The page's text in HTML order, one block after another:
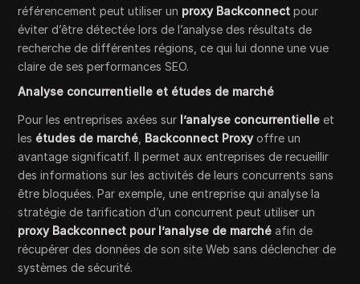
référencement peut utiliser un proxy Backconnect pour
éviter d’être détectée lors de l’analyse des résultats de
recherche de différentes régions, ce qui lui donne une vue
claire de ses performances SEO.
Analyse concurrentielle et études de marché
Pour les entreprises axées sur l’analyse concurrentielle et
les études de marché Backconnect Proxyoffre un
avantage significatif. Il permet aux entreprises de recueillir
des informations sur les activités de leurs concurrents sans
être bloquées. Par exemple, une entreprise qui analyse la
stratégie de tarification d’un concurrent peut utiliser un
proxy Backconnect pour l’analyse de marché afin de
récupérer des données de son site Web sans déclencher de
systèmes de sécurité.